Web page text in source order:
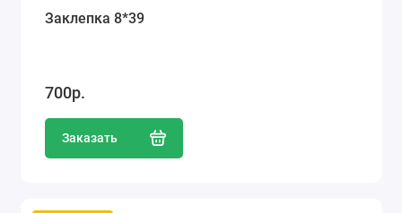
Заклепка 8*39
700р.
Заказать